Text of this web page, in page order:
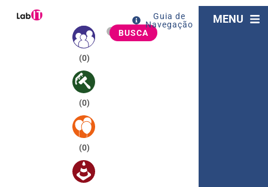
(0)
(0)
(0)
BUSCA
Guia de
Navegação
MENU